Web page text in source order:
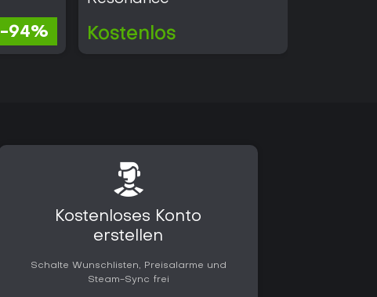
-94% Kostenlos
Kostenloses Konto
erstellen
Schalte Wunschlisten, Preisalarme und
Steam-Sync frei